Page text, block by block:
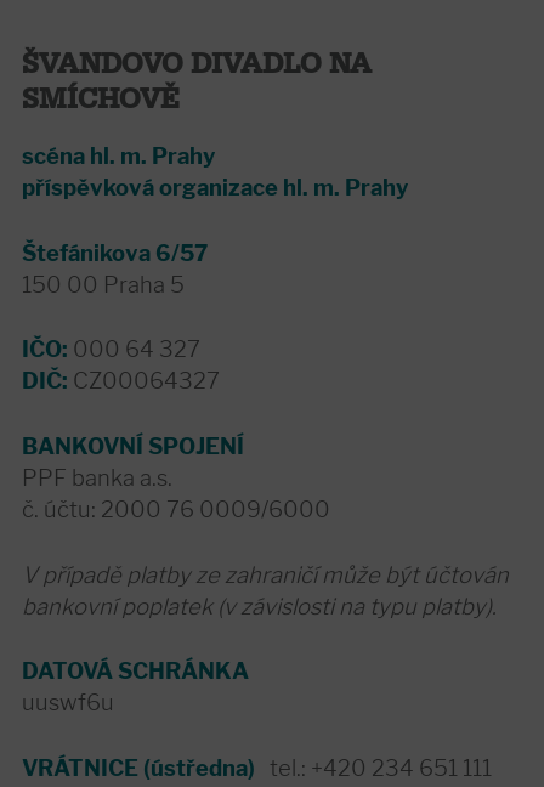
ŠVANDOVO DIVADLO NA
SMÍCHOVĚ
scéna hl. m. Prahy
příspěvková organizace hl. m. Prahy
Štefánikova 6/57
150 00 Praha 5
IČO: 000 64 327
DIČ: CZ00064327
BANKOVNÍ SPOJENÍ
PPF banka a.s.
č. účtu: 2000 76 0009/6000
V případě platby ze zahraničí může být účtován
bankovní poplatek (v závislosti na typu platby).
DATOVÁ SCHRÁNKA
uuswf6u
VRÁTNICE (ústředna) tel.: +420 234 651 111